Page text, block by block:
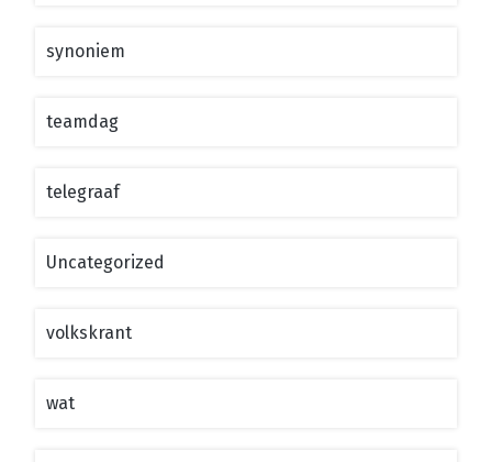
synoniem
teamdag
telegraaf
Uncategorized
volkskrant
wat